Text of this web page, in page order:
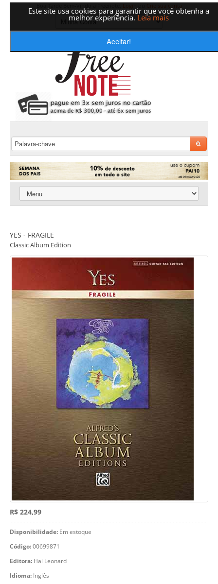
Este site usa cookies para garantir que você obtenha a
melhor experiência. Leia mais
Aceitar!
YES - FRAGILE
Classic Album Edition
R$ 224,99
Disponibilidade: Em estoque
Código:00699871
Editora: Hal Leonard
Idioma: Inglês